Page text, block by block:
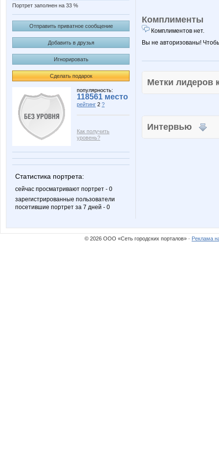
Портрет заполнен на 33 %
Отправить приватное сообщение
Добавить в друзья
Игнорировать
Сделать подарок
популярность:
118561 место
рейтинг 2 ?
Как получить
уровень?
Статистика портрета:
сейчас просматривают портрет - 0
зарегистрированные пользователи
посетившие портрет за 7 дней - 0
Комплименты
Комплиментов нет.
Вы не авторизованы!
Метки
Интервью
© 2026 ООО «Сеть городских порталов» · Реклама